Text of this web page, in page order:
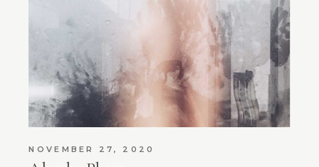
NOVEMBER 27, 2020